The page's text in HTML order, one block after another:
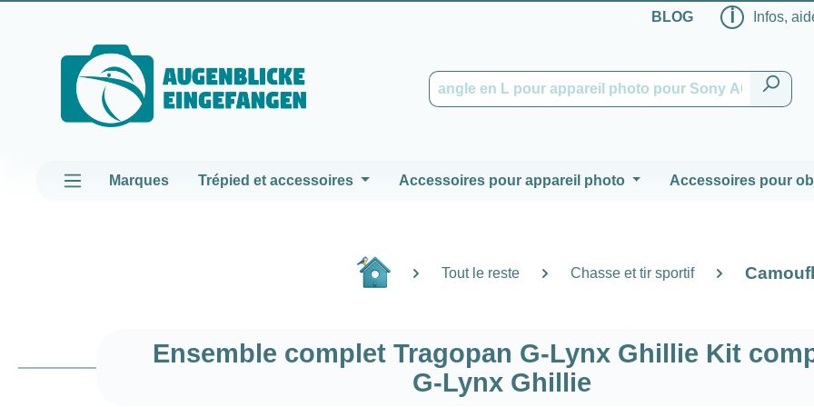
BLOG ℹ Infos,
Marques Trépied et accessoires Accessoires pour appareil photo Accessoires pour
Tout le reste Chasse et tir sportif
Ensemble complet Tragopan G-Lynx Ghillie Kit
G-Lynx Ghillie